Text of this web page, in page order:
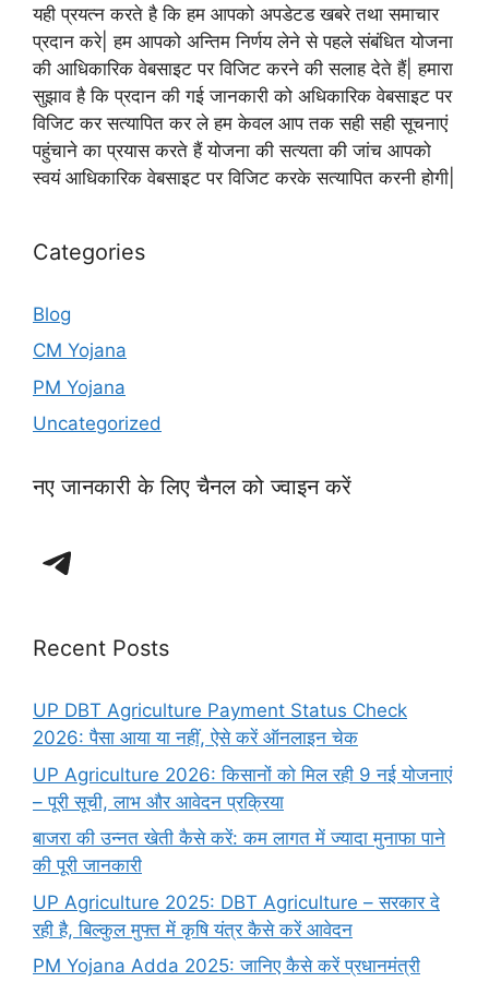
यही प्रयत्न करते है कि हम आपको अपडेटड खबरे तथा समाचार
प्रदान करे| हम आपको अन्तिम निर्णय लेने से पहले संबंधित योजना
की आधिकारिक वेबसाइट पर विजिट करने की सलाह देते हैं| हमारा
सुझाव है कि प्रदान की गई जानकारी को अधिकारिक वेबसाइट पर
विजिट कर सत्यापित कर ले हम केवल आप तक सही सही सूचनाएं
पहुंचाने का प्रयास करते हैं योजना की सत्यता की जांच आपको
स्वयं आधिकारिक वेबसाइट पर विजिट करके सत्यापित करनी होगी|
Categories
Blog
CM Yojana
PM Yojana
Uncategorized
नए जानकारी के लिए चैनल को ज्वाइन करें
Telegram
Recent Posts
UP DBT Agriculture Payment Status Check
2026: पैसा आया या नहीं, ऐसे करें ऑनलाइन चेक
UP Agriculture 2026: किसानों को मिल रही 9 नई योजनाएं
– पूरी सूची, लाभ और आवेदन प्रक्रिया
बाजरा की उन्नत खेती कैसे करें: कम लागत में ज्यादा मुनाफा पाने
की पूरी जानकारी
UP Agriculture 2025: DBT Agriculture – सरकार दे
रही है, बिल्कुल मुफ्त में कृषि यंत्र कैसे करें आवेदन
PM Yojana Adda 2025: जानिए कैसे करें प्रधानमंत्री